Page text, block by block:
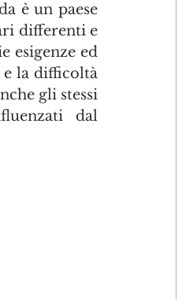
è un paese
differenti e
esigenze ed
e la difficoltà
gli stessi
dal